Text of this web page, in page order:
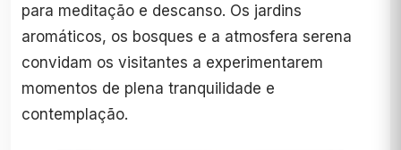
para meditação e descanso. Os jardins
aromáticos, os bosques e a atmosfera serena
convidam os visitantes a experimentarem
momentos de plena tranquilidade e
contemplação.